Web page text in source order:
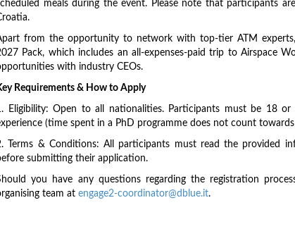
meals during the event. Please note that participants
from the opportunity to network with top-tier ATM
Pack, which includes an all-expenses-paid trip to Airspace
with industry CEOs.
Requirements & How to Apply
Eligibility: Open to all nationalities. Participants must be 18
(time spent in a PhD programme does not count
Terms & Conditions: All participants must read the provided
submitting their application.
you have any questions regarding the registration
team at engage2-coordinator@dblue.it.